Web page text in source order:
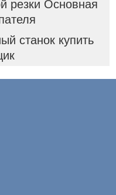
резки Основная
станок купить